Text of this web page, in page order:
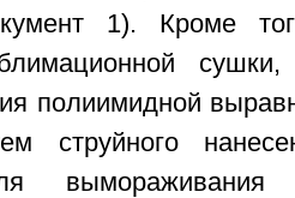
1). Кроме
полиимидной
струйного
вымораживания